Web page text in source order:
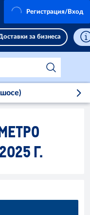
за бизнеса
Регистрация/Вход
Г.